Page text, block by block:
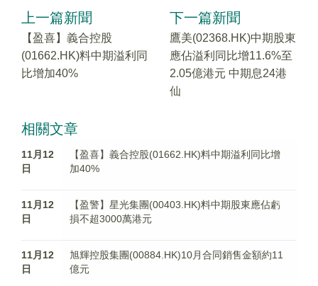
上一篇新聞
【盈喜】義合控股
(01662.HK)料中期溢利同
比增加40%
下一篇新聞
鷹美(02368.HK)中期股東
應佔溢利同比增11.6%至
2.05億港元 中期息24港
仙
相關文章
11月12
日
【盈喜】義合控股(01662.HK)料中期溢利同比增
加40%
11月12
日
【盈警】星光集團(00403.HK)料中期股東應佔虧
損不超3000萬港元
11月12
日
旭輝控股集團(00884.HK)10月合同銷售金額約11
億元